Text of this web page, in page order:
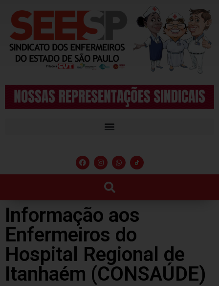
Informação aos
Enfermeiros do
Hospital Regional de
Itanhaém (CONSAÚDE)